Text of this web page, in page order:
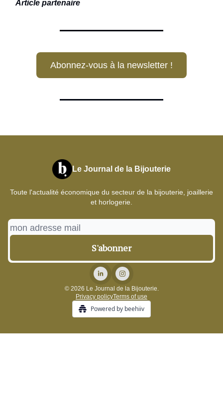
Article partenaire
Abonnez-vous à la newsletter !
Le Journal de la Bijouterie
Toute l'actualité économique du secteur de la bijouterie, joaillerie
et horlogerie.
© 2026 Le Journal de la Bijouterie.
Privacy policyTerms of use
Powered by beehiiv